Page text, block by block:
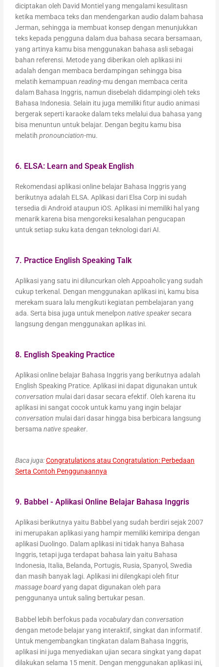
diciptakan oleh David Montiel yang mengalami kesulitasn
ketika membaca teks dan mendengarkan audio dalam bahasa
Jerman, sehingga ia membuat konsep dengan menunjukkan
teks kepada pengguna dalam dua bahasa secara bersamaan,
yang artinya kamu bisa menggunakan bahasa asli sebagai
bahan referensi. Metode yang diberikan oleh aplikasi ini
adalah dengan membaca berdampingan sehingga bisa
melatih kemampuanreading-mu dengan membaca cerita
dalam Bahasa Inggris, namun disebelah didampingi oleh teks
Bahasa Indonesia. Selain itu juga memiliki fitur audio animasi
bergerak seperti karaoke dalam teks melalui dua bahasa yang
bisa menuntun untuk belajar. Dengan begitu kamu bisa
melatihpronounciation-mu.
6. ELSA: Learn and Speak English
Rekomendasi aplikasi online belajar Bahasa Inggris yang
berikutnya adalah ELSA. Aplikasi dari Elsa Corp ini sudah
tersedia di Android ataupun iOS. Aplikasi ini memiliki hal yang
menarik karena bisa mengoreksi kesalahan pengucapan
untuk setiap suku kata dengan teknologi dari AI.
7. Practice English Speaking Talk
Aplikasi yang satu ini diluncurkan oleh Appoaholic yang sudah
cukup terkenal. Dengan menggunakan aplikasi ini, kamu bisa
merekam suara lalu mengikuti kegiatan pembelajaran yang
ada. Serta bisa juga untuk menelponnative speaker secara
langsung dengan menggunakan aplikas ini.
8. English Speaking Practice
Aplikasi online belajar Bahasa Inggris yang berikutnya adalah
English Speaking Pratice. Aplikasi ini dapat digunakan untuk
conversation mulai dari dasar secara efektif. Oleh karena itu
aplikasi ini sangat cocok untuk kamu yang ingin belajar
conversation mulai dari dasar hingga bisa berbicara langsung
bersamanative speaker.
Baca juga:Congratulations atau Congratulation: Perbedaan
Serta Contoh Penggunaannya
9. Babbel - Aplikasi Online Belajar Bahasa Inggris
Aplikasi berikutnya yaitu Babbel yang sudah berdiri sejak 2007
ini merupakan aplikasi yang hampir memiliki kemiripa dengan
aplikasi Duolingo. Dalam aplikasi ini tidak hanya Bahasa
Inggris, tetapi juga terdapat bahasa lain yaitu Bahasa
Indonesia, Italia, Belanda, Portugis, Rusia, Spanyol, Swedia
dan masih banyak lagi. Aplikasi ini dilengkapi oleh fitur
massage boardyang dapat digunakan oleh para
penggunanya untuk saling bertukar pesan.
Babbel lebih berfokus pada vocabularydanconversation
dengan metode belajar yang interaktif, singkat dan informatif.
Untuk mengembangkan tingkatan dalam Bahasa Inggris,
aplikasi ini juga menyediakan ujian secara singkat yang dapat
dilakukan selama 15 menit. Dengan menggunakan aplikasi ini,